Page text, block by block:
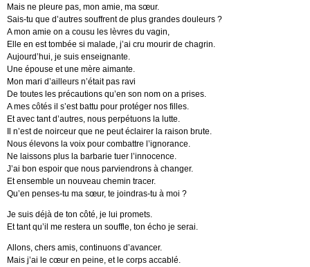
Mais ne pleure pas, mon amie, ma sœur.
Sais-tu que d’autres souffrent de plus grandes douleurs ?
A mon amie on a cousu les lèvres du vagin,
Elle en est tombée si malade, j’ai cru mourir de chagrin.
Aujourd’hui, je suis enseignante.
Une épouse et une mère aimante.
Mon mari d’ailleurs n’était pas ravi
De toutes les précautions qu’en son nom on a prises.
A mes côtés il s’est battu pour protéger nos filles.
Et avec tant d’autres, nous perpétuons la lutte.
Il n’est de noirceur que ne peut éclairer la raison brute.
Nous élevons la voix pour combattre l’ignorance.
Ne laissons plus la barbarie tuer l’innocence.
J’ai bon espoir que nous parviendrons à changer.
Et ensemble un nouveau chemin tracer.
Qu’en penses-tu ma sœur, te joindras-tu à moi ?
Je suis déjà de ton côté, je lui promets.
Et tant qu’il me restera un souffle, ton écho je serai.
Allons, chers amis, continuons d’avancer.
Mais j’ai le cœur en peine, et le corps accablé.